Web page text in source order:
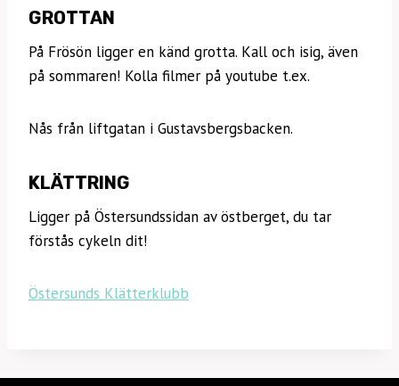
GROTTAN
På Frösön ligger en känd grotta. Kall och isig, även
på sommaren! Kolla filmer på youtube t.ex.
Nås från liftgatan i Gustavsbergsbacken.
KLÄTTRING
Ligger på Östersundssidan av östberget, du tar
förstås cykeln dit!
Östersunds Klätterklubb